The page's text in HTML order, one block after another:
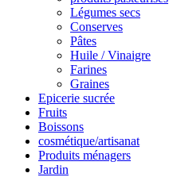
Légumes secs
Conserves
Pâtes
Huile / Vinaigre
Farines
Graines
Epicerie sucrée
Fruits
Boissons
cosmétique/artisanat
Produits ménagers
Jardin